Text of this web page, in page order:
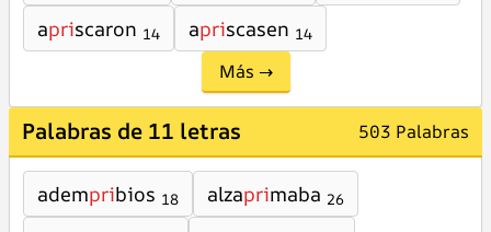
apriscaron 14 apriscasen 14
Más →
Palabras de 11 letras 503 Palabras
adempribios 18 alzaprimaba 26